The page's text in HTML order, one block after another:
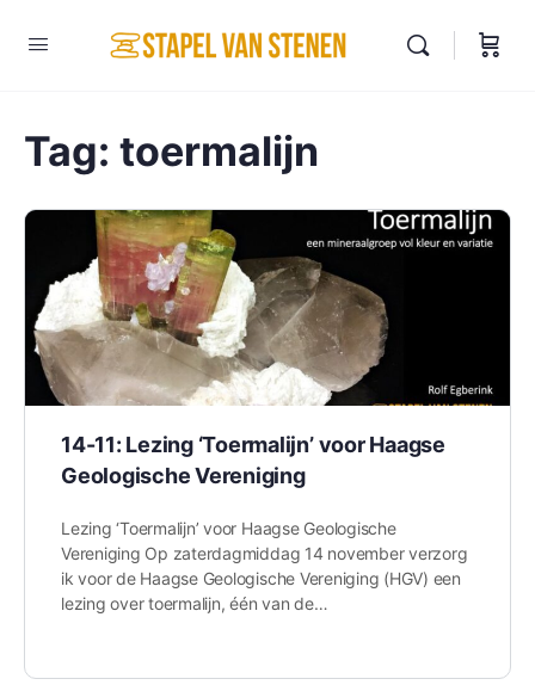
Tag: toermalijn
14-11: Lezing ‘Toermalijn’ voor Haagse
Geologische Vereniging
Lezing ‘Toermalijn’ voor Haagse Geologische
Vereniging Op zaterdagmiddag 14 november verzorg
ik voor de Haagse Geologische Vereniging (HGV) een
lezing over toermalijn, één van de…